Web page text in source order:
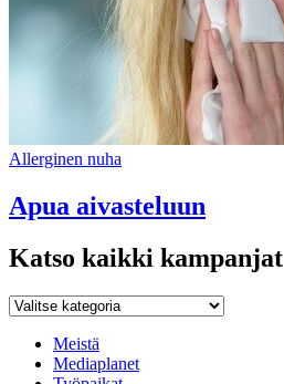
Allerginen nuha
Apua aivasteluun
Katso kaikki kampanjat
Katso
kampanjat
Meistä
Mediaplanet